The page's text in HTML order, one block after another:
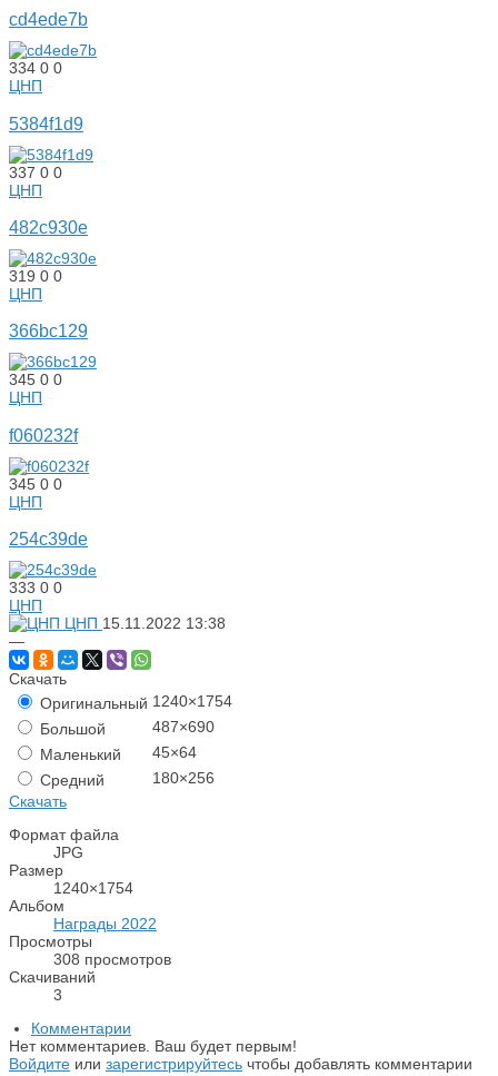
cd4ede7b
334 0 0
ЦНП
5384f1d9
337 0 0
ЦНП
482c930e
319 0 0
ЦНП
366bc129
345 0 0
ЦНП
f060232f
345 0 0
ЦНП
254c39de
333 0 0
ЦНП
ЦНП 15.11.2022 13:38
—
Скачать
Оригинальный 1240×1754
Большой
487×690
Маленький
45×64
Средний
180×256
Скачать
Формат файла
JPG
Размер
1240×1754
Альбом
Награды 2022
Просмотры
308 просмотров
Скачиваний
3
Комментарии
Нет комментариев. Ваш будет первым!
Войдите или зарегистрируйтесь чтобы добавлять комментарии